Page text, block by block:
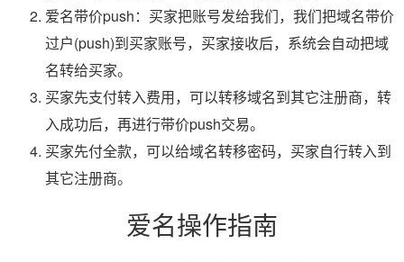
爱名带价push：买家把账号发给我们，我们把域名带价
过户(push)到买家账号，买家接收后，系统会自动把域
名转给买家。
买家先支付转入费用，可以转移域名到其它注册商，转
入成功后，再进行带价push交易。
买家先付全款，可以给域名转移密码，买家自行转入到
其它注册商。
爱名操作指南